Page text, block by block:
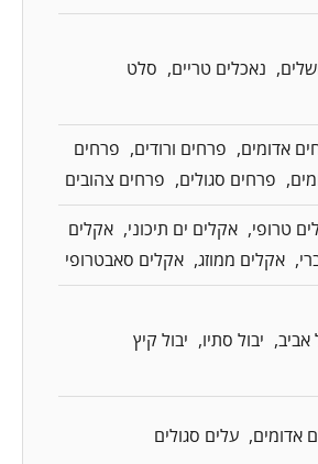
נאכלים טריים סלט
אדומים פרחים ורודים
פרחים
פרחים סגולים פרחים צהובים
טרופי אקלים ים תיכוני
אקלים
אקלים ממוזג אקלים סאבטרופי
אביב יבול סתיו יבול קיץ
אדומים עלים סגולים